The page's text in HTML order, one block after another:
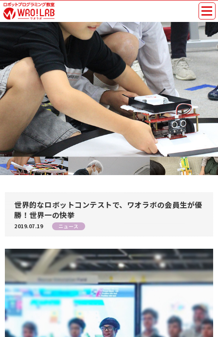
世界的なロボットコンテストで、ワオラボの会員生が優
勝！世界一の快挙
2019.07.19 ニュース